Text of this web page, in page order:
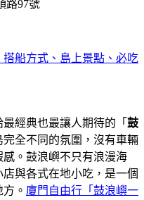
路97號
船方式、島上景點、必吃
經典也最讓人期待的「 鼓
全不同的氛圍，沒有車輛
。鼓浪嶼不只有浪漫海
與各式在地小吃，是一個
。 廈門自由行「鼓浪嶼一